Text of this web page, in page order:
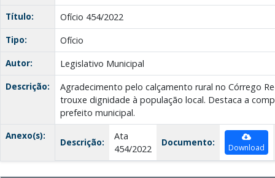
Título:
Ofício 454/2022
Tipo:
Ofício
Autor:
Legislativo Municipal
Descrição:
Agradecimento pelo calçamento rural no Córrego
trouxe dignidade à população local. Destaca a
prefeito municipal.
Anexo(s):
Descrição:
Ata
454/2022
Documento: Download